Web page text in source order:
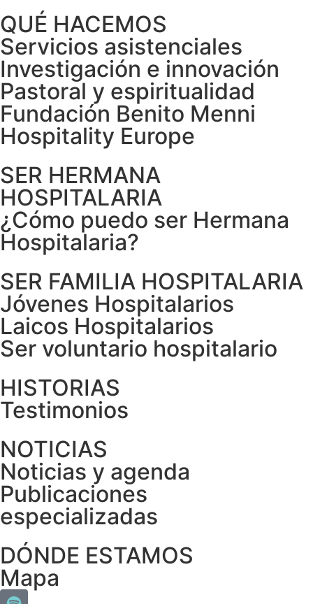
QUÉ HACEMOS
Servicios asistenciales
Investigación e innovación
Pastoral y espiritualidad
Fundación Benito Menni
Hospitality Europe
SER HERMANA
HOSPITALARIA
¿Cómo puedo ser Hermana
Hospitalaria?
SER FAMILIA HOSPITALARIA
Jóvenes Hospitalarios
Laicos Hospitalarios
Ser voluntario hospitalario
HISTORIAS
Testimonios
NOTICIAS
Noticias y agenda
Publicaciones
especializadas
DÓNDE ESTAMOS
Mapa